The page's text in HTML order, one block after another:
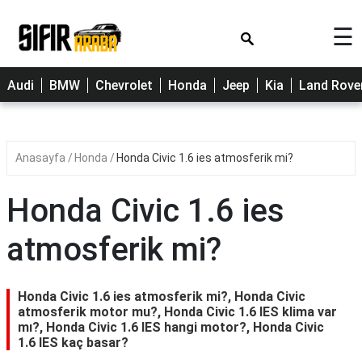
Cherry
Citroen
Fiat
Hyundai
Opel
Peugeot
Renault
Toyota
☰
Audi BMW Chevrolet Honda Jeep Kia Land
Anasayfa Honda Honda Civic 1.6 ies atmosferik mi?
Honda Civic 1.6 ies
atmosferik mi?
Honda Civic 1.6 ies atmosferik mi?, Honda Civic
atmosferik motor mu?, Honda Civic 1.6 IES klima var
mı?, Honda Civic 1.6 IES hangi motor?, Honda Civic
1.6 IES kaç basar?